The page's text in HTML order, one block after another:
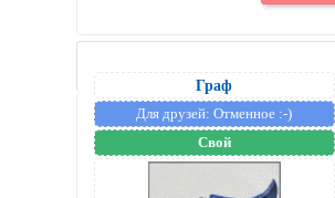
Граф
Для друзей: Отменное :-)
Свой